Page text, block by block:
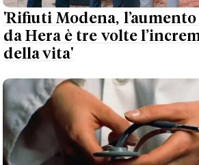
'Rifiuti Modena,
da Hera è tre volte
della vita'